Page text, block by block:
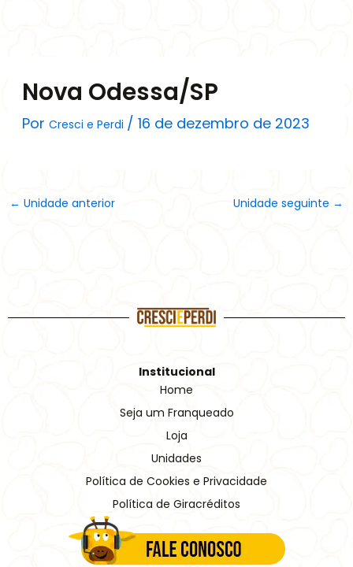
Nova Odessa/SP
Por Cresci e Perdi / 16 de dezembro de 2023
← Unidade anterior Unidade seguinte →
Institucional
Home
Seja um Franqueado
Loja
Unidades
Política de Cookies e Privacidade
Política de Giracréditos